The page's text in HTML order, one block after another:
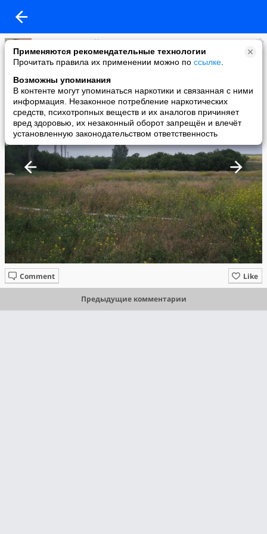
Применяются рекомендательные технологии
Прочитать правила их применении можно по ссылке
Возможны упоминания
В контенте могут упоминаться наркотики и связанная с ними
информация. Незаконное потребление наркотических
средств, психотропных веществ и их аналогов причиняет
вред здоровью, их незаконный оборот запрещён и влечёт
установленную законодательством ответственность
Павел Белицкий
added a photo
07 Jul в 13:48
Like
Comment
Предыдущие комментарии